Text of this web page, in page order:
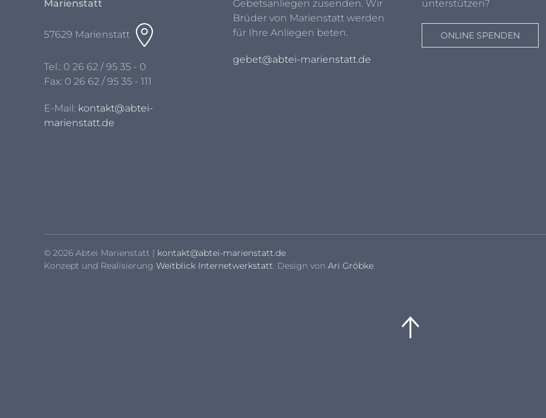
Marienstatt
57629 Marienstatt
Tel.: 0 26 62 / 95 35 - 0
Fax: 0 26 62 / 95 35 - 111
E-Mail: kontakt@abtei-
marienstatt.de
Gebetsanliegen zusenden. Wir
Brüder von Marienstatt werden
für Ihre Anliegen beten.
gebet@abtei-marienstatt.de
unterstützen?
ONLINE SPENDEN
© 2026 Abtei Marienstatt | kontakt@abtei-marienstatt.de
Konzept und Realisierung Weitblick Internetwerkstatt. Design von Ari Gröbke.